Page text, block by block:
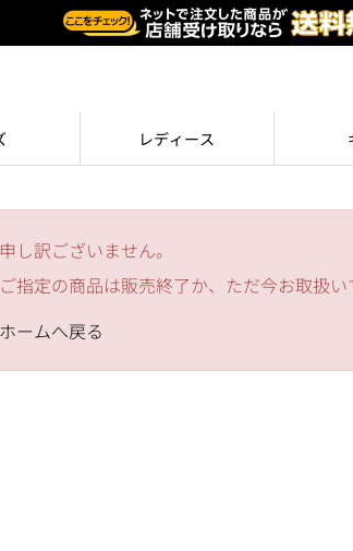
レディース
申し訳ございません。
ご指定の商品は販売終了か、ただ今お取扱い
ホームへ戻る